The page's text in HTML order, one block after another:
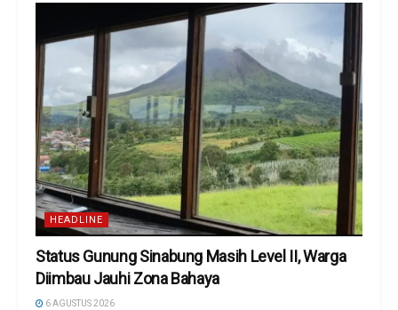
HEADLINE
Status Gunung Sinabung Masih Level II, Warga
Diimbau Jauhi Zona Bahaya
6 AGUSTUS 2026